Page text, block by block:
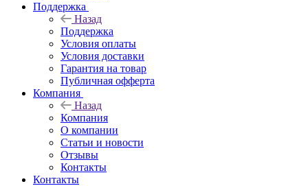
Поддержка
Назад
Поддержка
Условия оплаты
Условия доставки
Гарантия на товар
Публичная офферта
Компания
Назад
Компания
О компании
Статьи и новости
Отзывы
Контакты
Контакты